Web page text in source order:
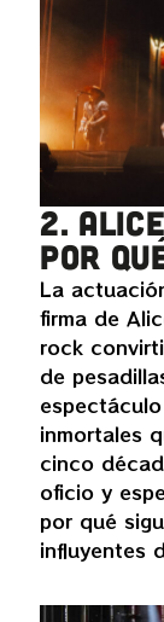
2.
por
La
firma de
rock
de
inmortales
cinco
oficio y
por qué
influyentes